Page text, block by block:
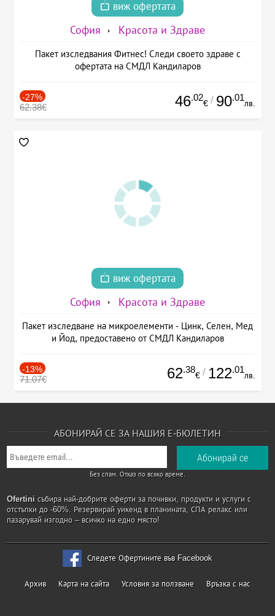
виж офертата
София Красота и Здраве
Пакет изследвания Фитнес! Следи своето здраве с
офертата на СМДЛ Кандиларов
-27%
62.38€ 46.02
€ / 90.01
лв.
виж офертата
София Красота и Здраве
Пакет изследване на микроелементи - Цинк, Селен, Мед
и Йод, предоставено от СМДЛ Кандиларов
-13%
71.07€ 62.38
€ / 122.01
лв.
АБОНИРАЙ СЕ ЗА НАШИЯ Е-БЮЛЕТИН
Без спам. Отказ по всяко време.
Ofertini събира най-добрите оферти за почивки, продукти и услуги с
отстъпки до -60%. Резервирай уикенд в планината, СПА релакс или
пазарувай изгодно – всичко на едно място!
Следете Офертините във Facebook
Архив Карта на сайта Условия за ползване Връзка с нас